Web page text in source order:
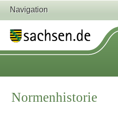
Navigation
Normenhistorie